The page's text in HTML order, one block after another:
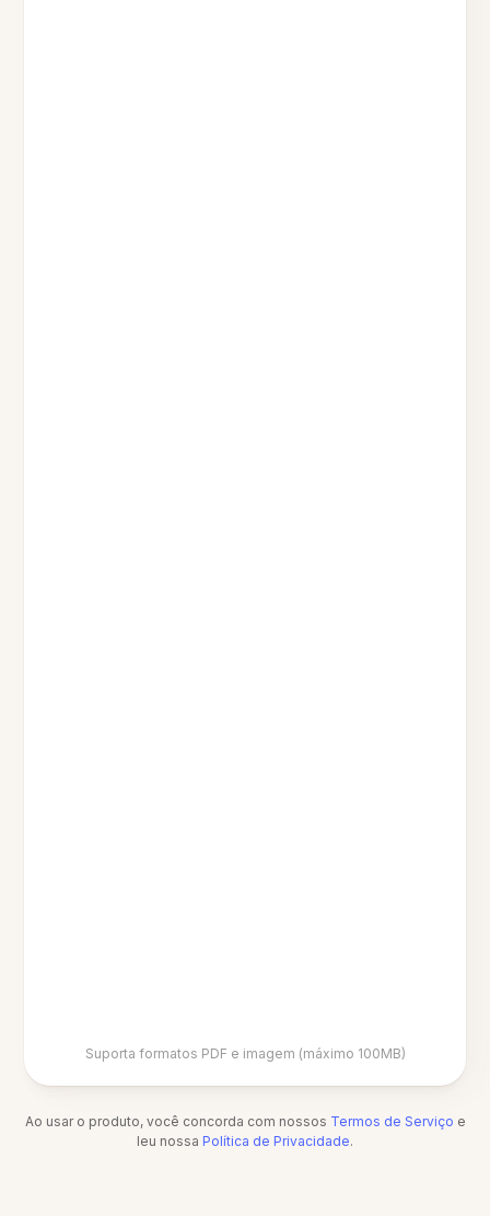
Suporta formatos PDF e imagem (máximo 100MB)
Ao usar o produto, você concorda com nossos Termos de Serviço e
leu nossa Política de Privacidade.